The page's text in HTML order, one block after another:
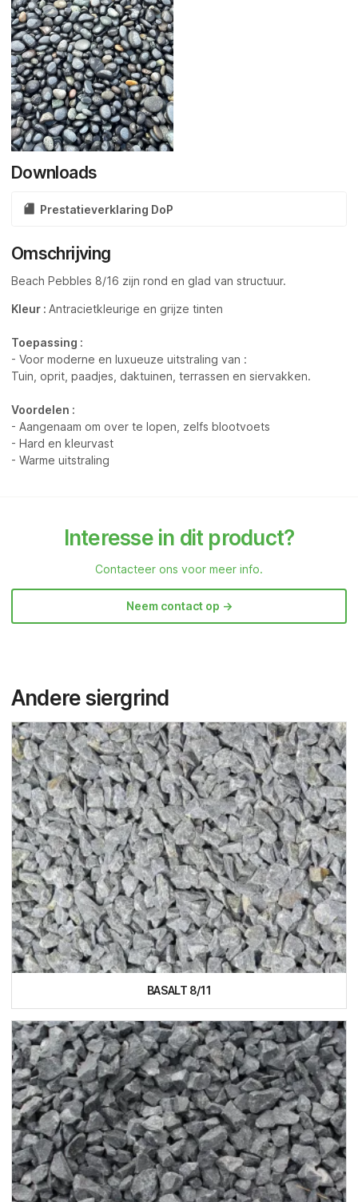
Downloads
Prestatieverklaring DoP
Omschrijving
Beach Pebbles 8/16 zijn rond en glad van structuur.
Kleur : Antracietkleurige en grijze tinten
Toepassing :
- Voor moderne en luxueuze uitstraling van :
Tuin, oprit, paadjes, daktuinen, terrassen en siervakken.
Voordelen :
- Aangenaam om over te lopen, zelfs blootvoets
- Hard en kleurvast
- Warme uitstraling
Interesse in dit product?
Contacteer ons voor meer info.
Neem contact op ->
Andere siergrind
BASALT 8/11